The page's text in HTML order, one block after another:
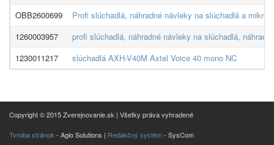
OBB2600699
Profi slúchadlá, náhradné návleky na slúchadlá a
1260003957
profi slúchadlá, náhradné návleky na slúchadlá,
1230011217
slúchadlá AXH-V40M Axtel Voice 40 mono NC
Copyright © 2015 Zverejnovanie.sk | Všetky práva vyhradené
Tvroba stránok - Aglo Solutions | Redakčný systém- SysCom